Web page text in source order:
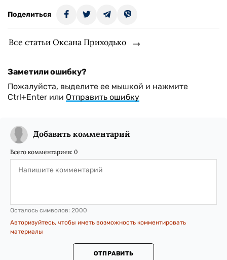
Поделиться
Все статьи Оксана Приходько
Заметили ошибку?
Пожалуйста, выделите ее мышкой и нажмите
Ctrl+Enter или Отправить ошибку
Добавить комментарий
Всего комментариев: 0
Осталось символов: 2000
Авторизуйтесь, чтобы иметь возможность комментировать
материалы
ОТПРАВИТЬ